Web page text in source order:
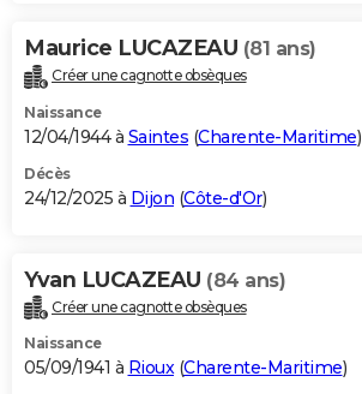
Maurice LUCAZEAU (81 ans)
Créer une cagnotte obsèques
Naissance
12/04/1944 à Saintes (Charente-Maritime)
Décès
24/12/2025 à Dijon (Côte-d'Or)
Yvan LUCAZEAU (84 ans)
Créer une cagnotte obsèques
Naissance
05/09/1941 à Rioux(Charente-Maritime)